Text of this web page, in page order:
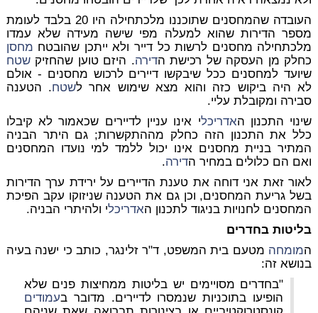
העובדה שהמחסנים שתוכננו מלכתחילה היו 20 בלבד לעומת
מספר הדירות שהוא למעלה מפי שישה מעידה שלא עמדו
מלכתחילה מחסנים לרשות כל דייר ולא ייתכן שהובטח מחסן
כחלק מן העסקה של רכישת הדירה. היזם טוען שהחזיקשטח
שיועד למחסנים ככל שיבקשו דיירים לרכוש מחסנים - אולם
לא היה ביקוש כזה והוא מצא שימוש אחר לשטח. הטענה
סבירה ומקובלת עליי.
שינוי התכנון האדריכלי אינו עניין לדיירים שכאמור לא קיבלו
כלל את התכנון הזה כחלק מההתקשרות; גם היתר הבניה
המתיר בניית מחסנים אינו יכול ללמד למי נועדו המחסנים
ואם הם כלולים במחיר הדירה.
לאור זאת אני דוחה את טענת הדיירים על ירידת ערך הדירות
בשל גריעת המחסנים, וכן גם את הטענה שניזוקו עקב הפיכת
המחסנים לחנויות בניגוד לתכנון האדריכלי ולהיתרי הבניה.
בליטות בחדרים
המומחה מטעם בית המשפט, ד"ר זלינגר, כותב כי ישנה בעיה
בנושא זה:
"בחדרים מסויימים יש בליטות ממחיצות פנים שלא
הופיעו בתוכניות שנמסרו לדיירים. מדובר בעמודים